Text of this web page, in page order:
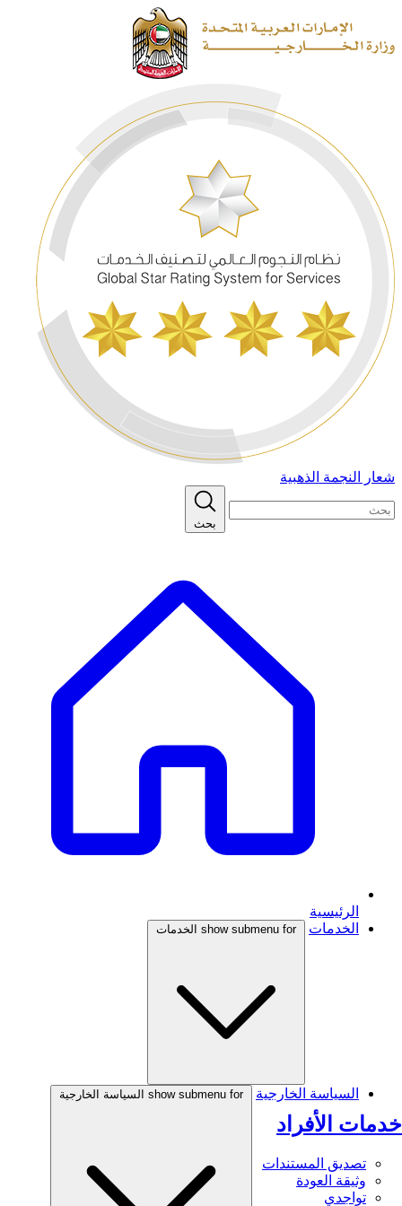
شعار النجمة الذهبية
بحث
الرئيسية
الخدمات
show submenu for الخدمات
خدمات الأفراد
تصديق المستندات
وثيقة العودة
تواجدي
السياسة الخارجية show submenu for السياسة الخارجية